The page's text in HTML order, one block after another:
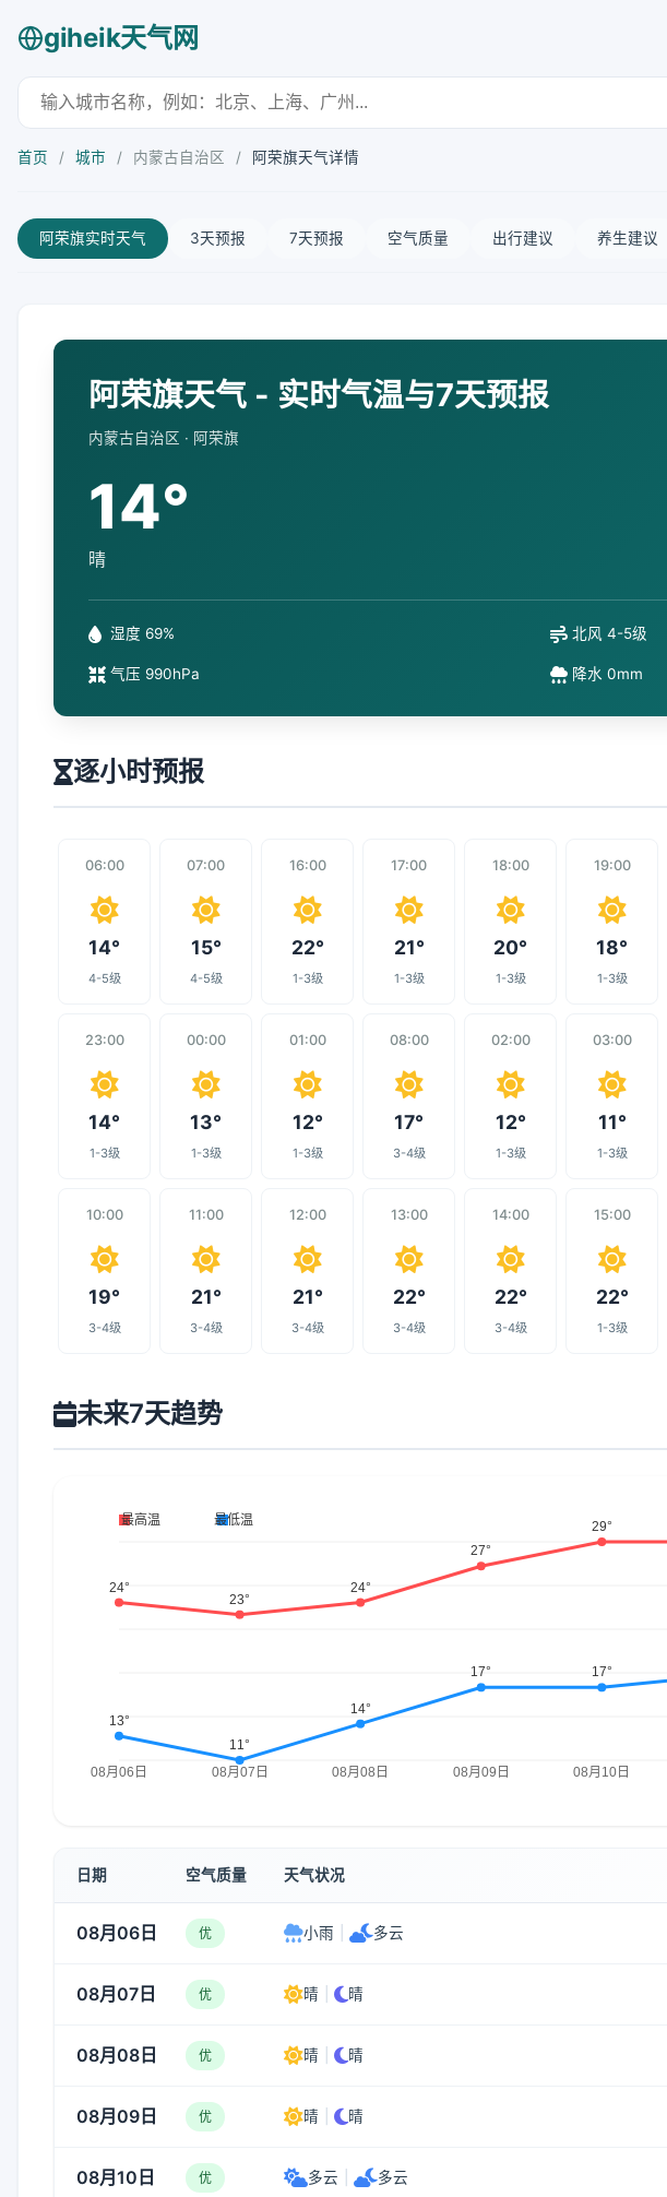
giheik天气网
首页 / 城市 / 内蒙古自治区 / 阿荣旗天气详情
阿荣旗实时天气 3天预报 7天预报 空气质量 出行建议 养生建议
阿荣旗天气 - 实时气温与7天预报
内蒙古自治区 · 阿荣旗
14°
晴
湿度 69% 北风 4-5级
气压 990hPa 降水 0mm
逐小时预报
06:00
14°
4-5级
07:00
15°
4-5级
16:00
22°
1-3级
17:00
21°
1-3级
18:00
20°
1-3级
19:00
18°
1-3级
23:00
14°
1-3级
00:00
13°
1-3级
01:00
12°
1-3级
08:00
17°
3-4级
02:00
12°
1-3级
03:00
11°
1-3级
10:00
19°
3-4级
11:00
21°
3-4级
12:00
21°
3-4级
13:00
22°
3-4级
14:00
22°
3-4级
15:00
22°
1-3级
未来7天趋势
日期 空气质量 天气状况
08月06日 优 小雨 多云
08月07日 优 晴 晴
08月08日 优 晴 晴
08月09日 优 晴 晴
08月10日 优 多云 多云